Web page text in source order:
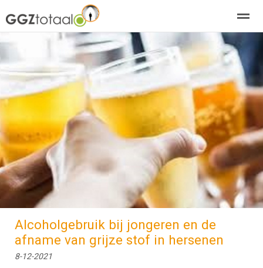
abonneren agenda adverteren E-
Home Nieuws Zoeken Pagina's E-
Alcoholgebruik bij jongeren en de
afname van grijze stof in hersenen
8-12-2021